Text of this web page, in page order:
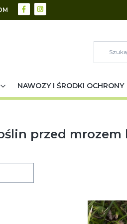
NAWOZY I ŚRODKI OCHRONY
przed mrozem